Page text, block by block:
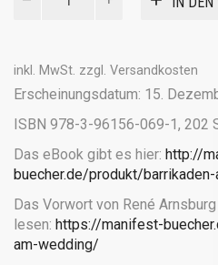
inkl. MwSt. zzgl. Versandkosten
Erscheinungsdatum: 15.
ISBN 978-3-96156-069-1, 202
Das eBook gibt es hier: http://
buecher.de/produkt/
Das Vorwort von René
lesen: https://manifest-
am-wedding/